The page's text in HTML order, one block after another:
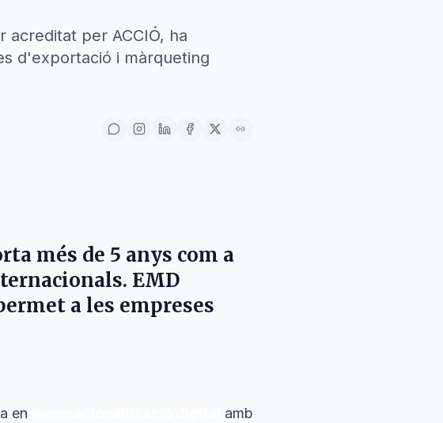
acreditat per ACCIÓ, ha
d'exportació i màrqueting
més de 5 anys com a
EMD
a les empreses
en
amb